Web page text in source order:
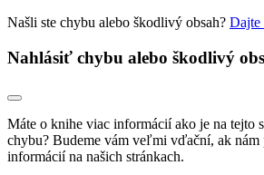
Našli ste chybu alebo škodlivý obsah? Dajte
Nahlásiť chybu alebo škodlivý
Máte o knihe viac informácií ako je na tejto
chybu? Budeme vám veľmi vďační, ak nám
informácií na našich stránkach.